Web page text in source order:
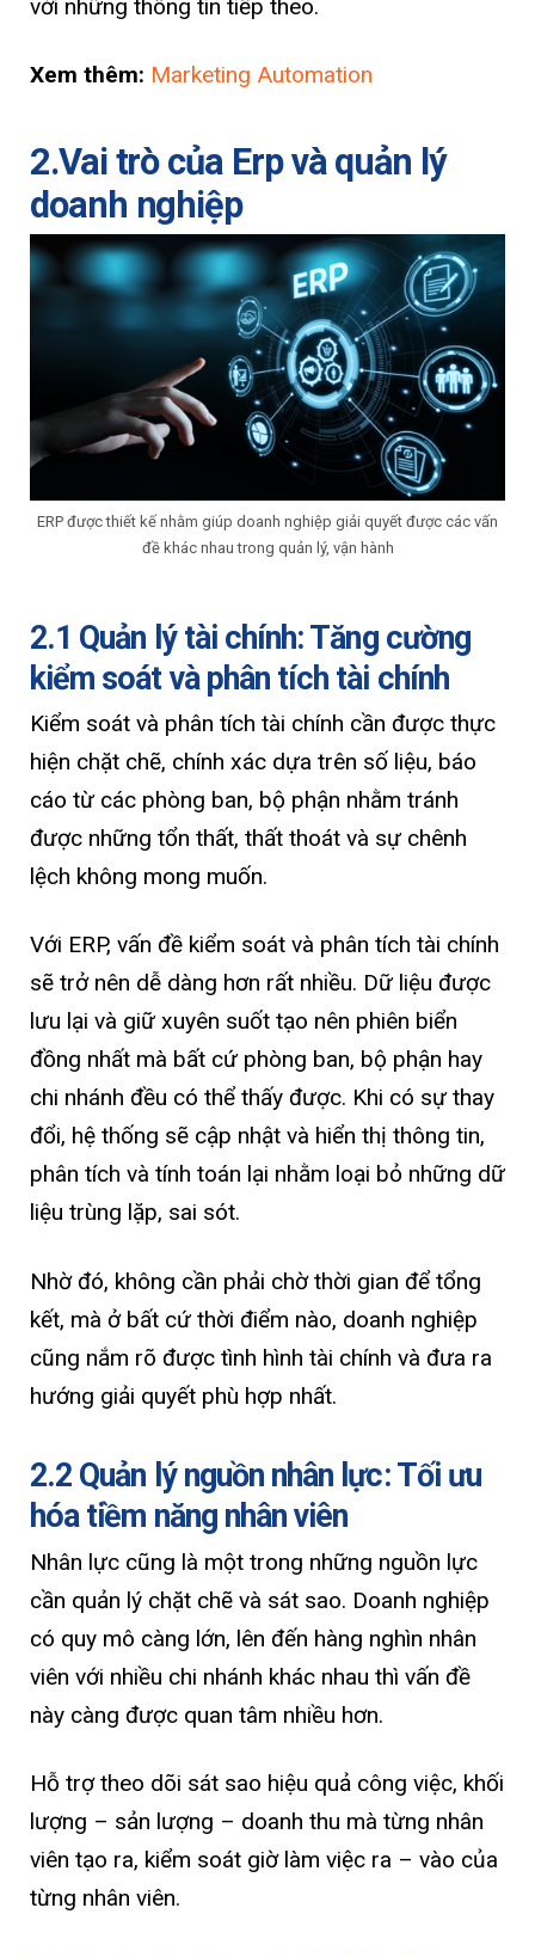
với những thông tin tiếp theo.
Xem thêm: Marketing Automation
2.Vai trò của Erp và quản lý
doanh nghiệp
ERP được thiết kế nhằm giúp doanh nghiệp giải quyết được các vấn
đề khác nhau trong quản lý, vận hành
2.1 Quản lý tài chính: Tăng cường
kiểm soát và phân tích tài chính
Kiểm soát và phân tích tài chính cần được thực
hiện chặt chẽ, chính xác dựa trên số liệu, báo
cáo từ các phòng ban, bộ phận nhằm tránh
được những tổn thất, thất thoát và sự chênh
lệch không mong muốn.
Với ERP, vấn đề kiểm soát và phân tích tài chính
sẽ trở nên dễ dàng hơn rất nhiều. Dữ liệu được
lưu lại và giữ xuyên suốt tạo nên phiên biển
đồng nhất mà bất cứ phòng ban, bộ phận hay
chi nhánh đều có thể thấy được. Khi có sự thay
đổi, hệ thống sẽ cập nhật và hiển thị thông tin,
phân tích và tính toán lại nhằm loại bỏ những dữ
liệu trùng lặp, sai sót.
Nhờ đó, không cần phải chờ thời gian để tổng
kết, mà ở bất cứ thời điểm nào, doanh nghiệp
cũng nắm rõ được tình hình tài chính và đưa ra
hướng giải quyết phù hợp nhất.
2.2 Quản lý nguồn nhân lực: Tối ưu
hóa tiềm năng nhân viên
Nhân lực cũng là một trong những nguồn lực
cần quản lý chặt chẽ và sát sao. Doanh nghiệp
có quy mô càng lớn, lên đến hàng nghìn nhân
viên với nhiều chi nhánh khác nhau thì vấn đề
này càng được quan tâm nhiều hơn.
Hỗ trợ theo dõi sát sao hiệu quả công việc, khối
lượng – sản lượng – doanh thu mà từng nhân
viên tạo ra, kiểm soát giờ làm việc ra – vào của
từng nhân viên.